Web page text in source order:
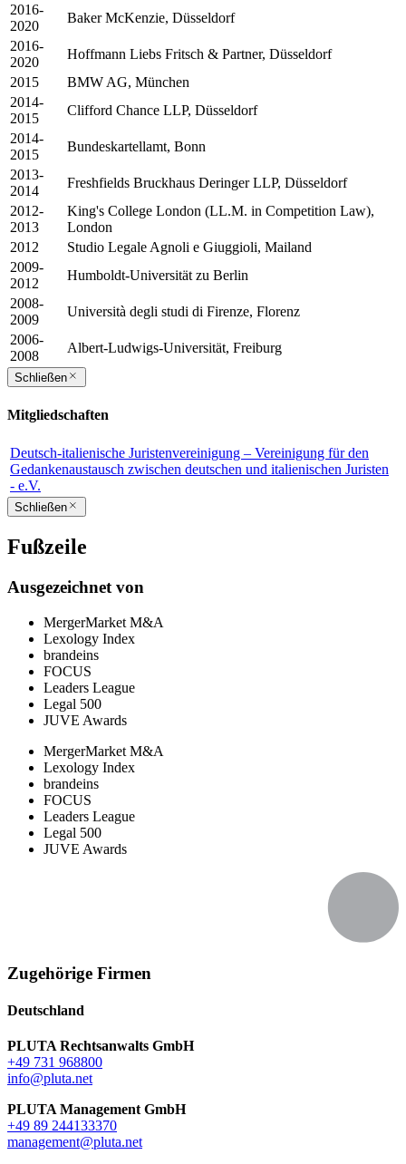
2016-
2020
Baker McKenzie, Düsseldorf
2016-
2020
Hoffmann Liebs Fritsch & Partner, Düsseldorf
2015
BMW AG, München
2014-
2015
Clifford Chance LLP, Düsseldorf
2014-
2015
Bundeskartellamt, Bonn
2013-
2014
Freshfields Bruckhaus Deringer LLP, Düsseldorf
2012-
2013
King's College London (LL.M. in Competition Law),
London
2012
Studio Legale Agnoli e Giuggioli, Mailand
2009-
2012
Humboldt-Universität zu Berlin
2008-
2009
Università degli studi di Firenze, Florenz
2006-
2008
Albert-Ludwigs-Universität, Freiburg
Schließen
Mitgliedschaften
Deutsch-italienische Juristenvereinigung – Vereinigung für den
Gedankenaustausch zwischen deutschen und italienischen Juristen
- e.V.
Schließen
Fußzeile
Ausgezeichnet von
MergerMarket M&A
Lexology Index
brandeins
FOCUS
Leaders League
Legal 500
JUVE Awards
MergerMarket M&A
Lexology Index
brandeins
FOCUS
Leaders League
Legal 500
JUVE Awards
Zugehörige Firmen
Deutschland
PLUTA Rechtsanwalts GmbH
+49 731 968800
info@pluta.net
PLUTA Management GmbH
+49 89 244133370
management@pluta.net